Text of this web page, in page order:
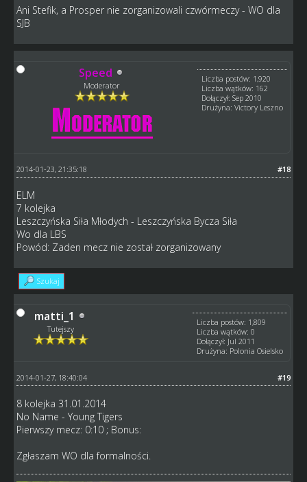
Ani Stefik, a Prosper nie zorganizowali czwórmeczy - WO dla
SJB
Speed
Moderator
Liczba postów: 1,920
Liczba wątków: 162
Dołączył: Sep 2010
Drużyna: Victory Leszno
#18
2014-01-23, 21:35:18
ELM
7 kolejka
Leszczyńska Siła Młodych - Leszczyńska Bycza Siła
Wo dla LBS
Powód: Zaden mecz nie został zorganizowany
Szukaj
matti_1
Tutejszy
Liczba postów: 1,809
Liczba wątków: 0
Dołączył: Jul 2011
Drużyna: Polonia Osielsko
#19
2014-01-27, 18:40:04
8 kolejka 31.01.2014
No Name - Young Tigers
Pierwszy mecz: 0:10 ; Bonus:
Zgłaszam WO dla formalności.